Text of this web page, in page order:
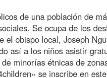
de una población de
Se ocupa de los
obispo local, Joseph
así a los niños asistir
minorías étnicas de
se inscribe en